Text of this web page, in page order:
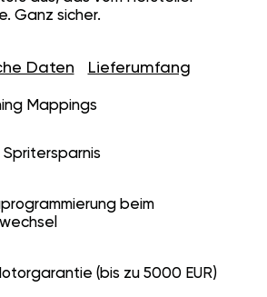
Ganz sicher.
Daten Lieferumfang
Mappings
Spritersparnis
beim
(bis zu 5000 EUR)